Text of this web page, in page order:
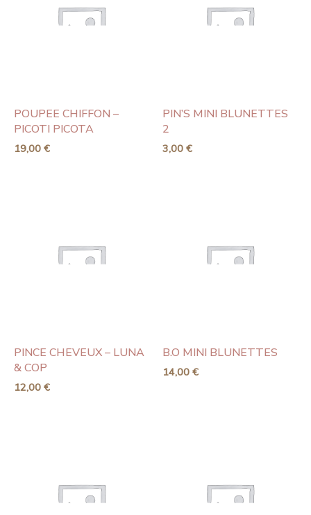
POUPEE CHIFFON –
PICOTI PICOTA
19,00 €
PIN’S MINI BLUNETTES
2
3,00 €
PINCE CHEVEUX – LUNA
& COP
12,00 €
B.O MINI BLUNETTES
14,00 €